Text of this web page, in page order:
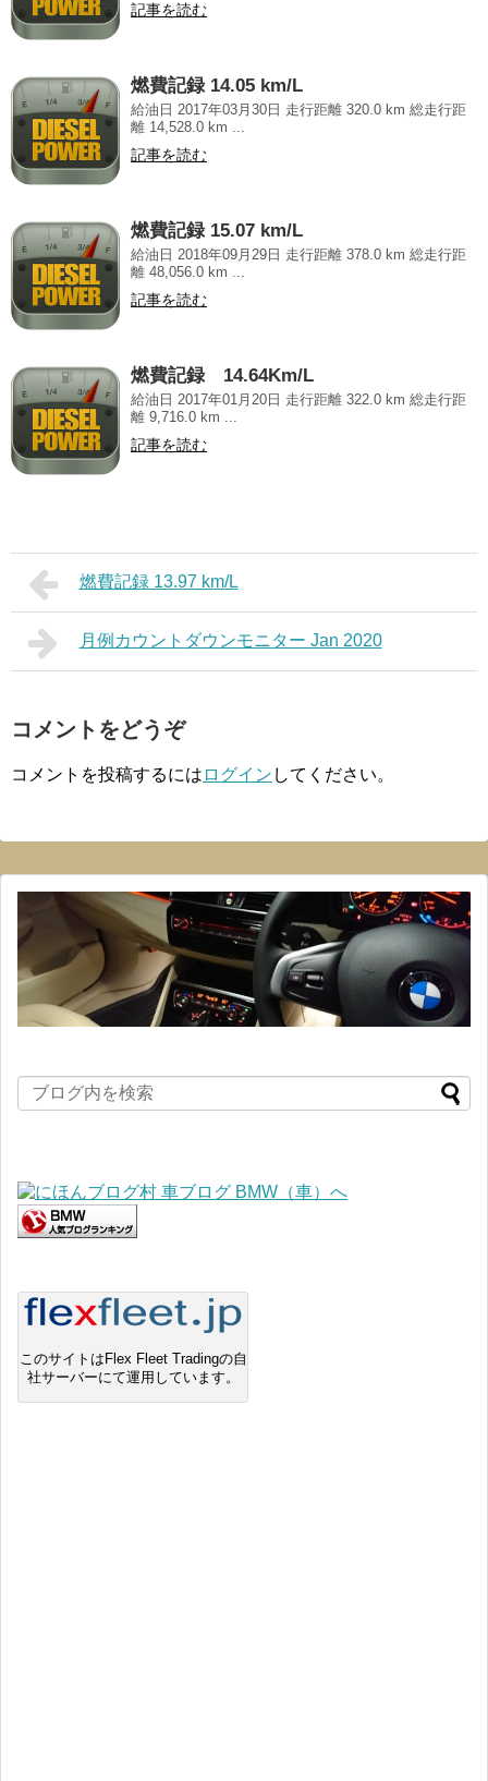
記事を読む
燃費記録 14.05 km/L
給油日 2017年03月30日 走行距離 320.0 km 総走行距
離 14,528.0 km ...
記事を読む
燃費記録 15.07 km/L
給油日 2018年09月29日 走行距離 378.0 km 総走行距
離 48,056.0 km ...
記事を読む
燃費記録 14.64Km/L
給油日 2017年01月20日 走行距離 322.0 km 総走行距
離 9,716.0 km ...
記事を読む
燃費記録 13.97 km/L
月例カウントダウンモニター Jan 2020
コメントをどうぞ
コメントを投稿するには ログイン してください。
このサイトはFlex Fleet Tradingの自
社サーバーにて運用しています。